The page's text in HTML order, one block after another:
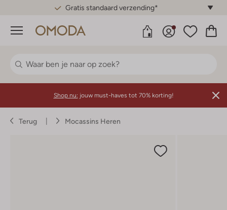
Gratis standaard verzending*
Menu
Shop nu: jouw must-haves tot 70% korting!
Terug Mocassins Heren